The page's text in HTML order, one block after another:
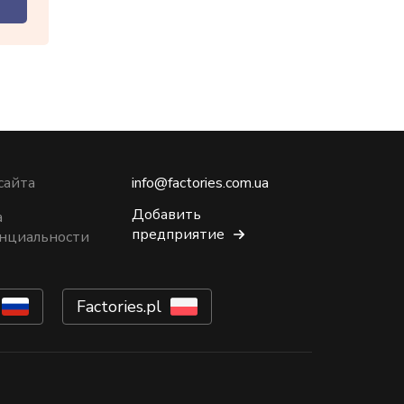
info@factories.com.ua
Добавить
предприятие
Factories.pl